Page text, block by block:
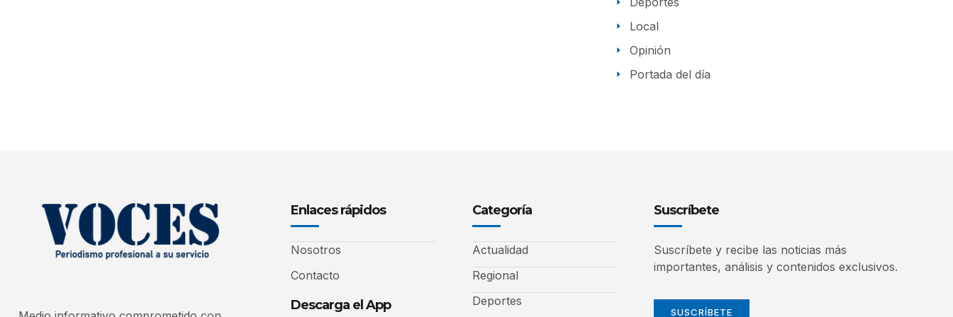
Local
Opinión
Portada del día
Enlaces rápidos
Nosotros
Contacto
Descarga el App
Categoría
Actualidad
Regional
Deportes
Suscríbete
Suscríbete y recibe las noticias más
importantes, análisis y contenidos exclusivos.
SUSCRÍBETE